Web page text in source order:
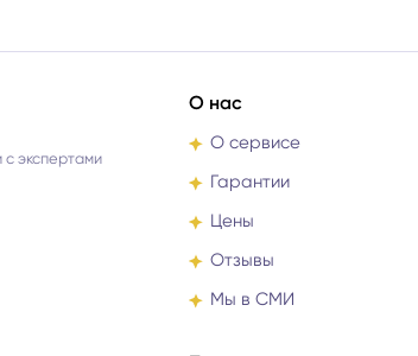
экспертами
О нас
О сервисе
Гарантии
Цены
Отзывы
Мы в СМИ